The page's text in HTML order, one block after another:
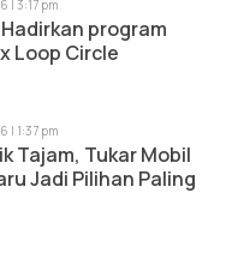
| 3:17 pm
program
Loop Circle
| 1:37 pm
Tajam, Tukar Mobil
Jadi Pilihan Paling